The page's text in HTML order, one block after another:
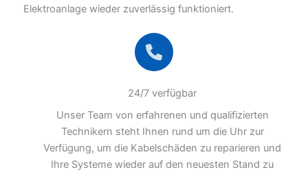
Elektroanlage wieder zuverlässig funktioniert.
24/7 verfügbar
Unser Team von erfahrenen und qualifizierten
Technikern steht Ihnen rund um die Uhr zur
Verfügung, um die Kabelschäden zu reparieren und
Ihre Systeme wieder auf den neuesten Stand zu